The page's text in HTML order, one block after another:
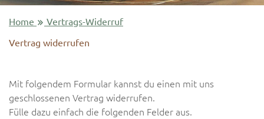
Home
Vertrags-Widerruf
Vertrag widerrufen
Mit folgendem Formular kannst du einen mit uns
geschlossenen Vertrag widerrufen.
Fülle dazu einfach die folgenden Felder aus.